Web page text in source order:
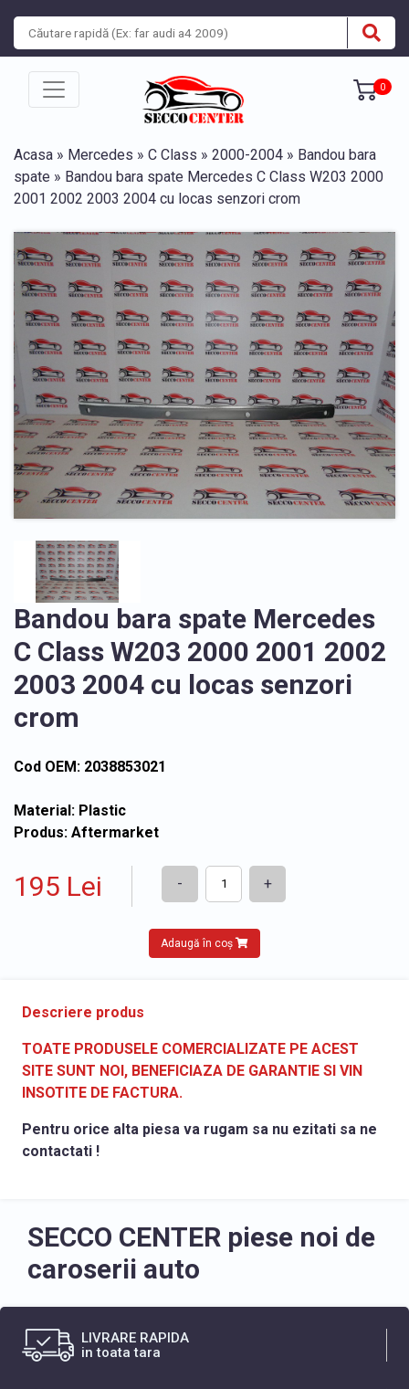
0
Acasa » Mercedes » C Class » 2000-2004 » Bandou bara
spate » Bandou bara spate Mercedes C Class W203 2000
2001 2002 2003 2004 cu locas senzori crom
Bandou bara spate Mercedes
C Class W203 2000 2001 2002
2003 2004 cu locas senzori
crom
Cod OEM: 2038853021
Material: Plastic
Produs: Aftermarket
195 Lei - +
Adaugă în coș
Descriere produs
TOATE PRODUSELE COMERCIALIZATE PE ACEST
SITE SUNT NOI, BENEFICIAZA DE GARANTIE SI VIN
INSOTITE DE FACTURA.
Pentru orice alta piesa va rugam sa nu ezitati sa ne
contactati !
SECCO CENTER piese noi de
caroserii auto
LIVRARE RAPIDA
in toata tara